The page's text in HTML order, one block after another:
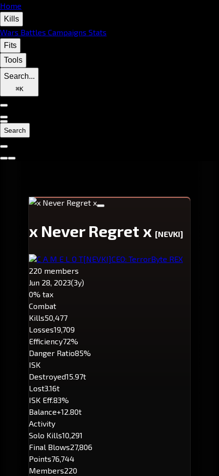
Home
Kills
Wars Battles Campaigns Stats
Fits
Tools
Search...
⌘K
Search
x Never Regret x [NEVKI]
C A M E L O T[NEVKI]CEO: TerrorByte REX
220 members
Jun 28, 2023(3y)
0% tax
Combat
Kills50,477
Losses19,709
Efficiency72%
Danger Ratio85%
ISK
Destroyed15.97t
Lost3.16t
ISK Eff.83%
Balance+12.80t
Activity
Solo Kills10,291
Final Blows27,806
Points76,744
Members220